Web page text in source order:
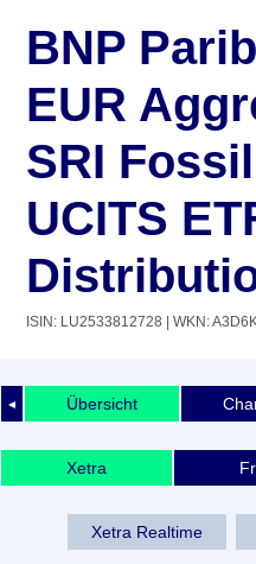
BNP
EUR
SRI
UCITS
ISIN: LU2533812728 | WKN:
◄ Übersicht
Xetra
Xetra Realtime